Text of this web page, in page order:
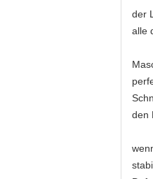
der
alle
den